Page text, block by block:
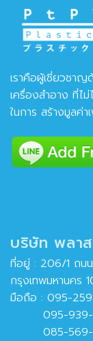
เราคือผู้เชี่ยวชา
เครื่องสำอาง ที่ไ
ในการ สร้างมูลค่า
บริษัท พลา
ที่อยู่ : 206/1 ถน
กรุงเทพมหานคร
มือถือ : 095-
095-939-
085-569-